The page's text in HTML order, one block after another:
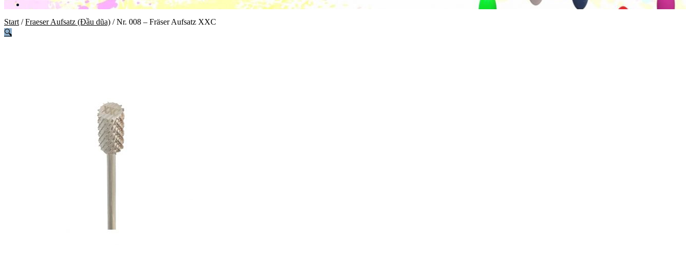
Start /Fraeser Aufsatz (Đầu dũa) /Nr. 008 – Fräser Aufsatz XXC
🔍